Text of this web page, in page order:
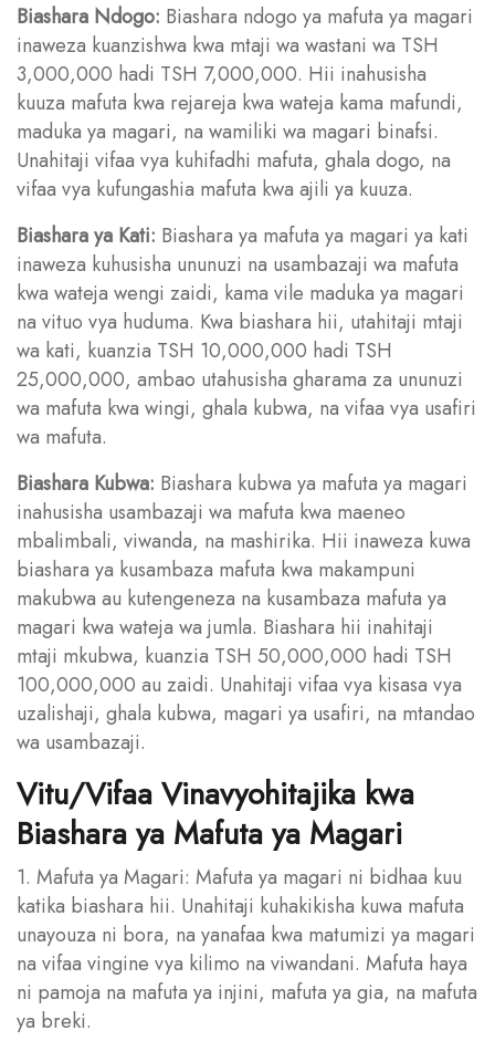
Biashara Ndogo: Biashara ndogo ya mafuta ya magari
inaweza kuanzishwa kwa mtaji wa wastani wa TSH
3,000,000 hadi TSH 7,000,000. Hii inahusisha
kuuza mafuta kwa rejareja kwa wateja kama mafundi,
maduka ya magari, na wamiliki wa magari binafsi.
Unahitaji vifaa vya kuhifadhi mafuta, ghala dogo, na
vifaa vya kufungashia mafuta kwa ajili ya kuuza.
Biashara ya Kati: Biashara ya mafuta ya magari ya kati
inaweza kuhusisha ununuzi na usambazaji wa mafuta
kwa wateja wengi zaidi, kama vile maduka ya magari
na vituo vya huduma. Kwa biashara hii, utahitaji mtaji
wa kati, kuanzia TSH 10,000,000 hadi TSH
25,000,000, ambao utahusisha gharama za ununuzi
wa mafuta kwa wingi, ghala kubwa, na vifaa vya usafiri
wa mafuta.
Biashara Kubwa: Biashara kubwa ya mafuta ya magari
inahusisha usambazaji wa mafuta kwa maeneo
mbalimbali, viwanda, na mashirika. Hii inaweza kuwa
biashara ya kusambaza mafuta kwa makampuni
makubwa au kutengeneza na kusambaza mafuta ya
magari kwa wateja wa jumla. Biashara hii inahitaji
mtaji mkubwa, kuanzia TSH 50,000,000 hadi TSH
100,000,000 au zaidi. Unahitaji vifaa vya kisasa vya
uzalishaji, ghala kubwa, magari ya usafiri, na mtandao
wa usambazaji.
Vitu/Vifaa Vinavyohitajika kwa
Biashara ya Mafuta ya Magari
1. Mafuta ya Magari: Mafuta ya magari ni bidhaa kuu
katika biashara hii. Unahitaji kuhakikisha kuwa mafuta
unayouza ni bora, na yanafaa kwa matumizi ya magari
na vifaa vingine vya kilimo na viwandani. Mafuta haya
ni pamoja na mafuta ya injini, mafuta ya gia, na mafuta
ya breki.